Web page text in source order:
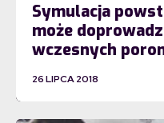
Symulacja
może
wczesnych
26 LIPCA 2018